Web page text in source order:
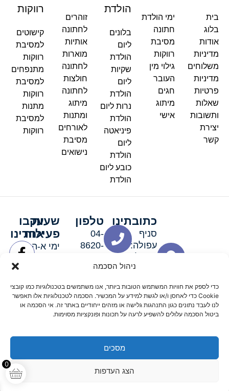
ניהול הסכמה
כדי לספק את חוויות המשתמש הטובות ביותר, אנו משתמשים בטכנולוגיות כמו קובצי
Cookie כדי לאחסן ו/או לגשת למידע על המכשיר. הסכמה לטכנולוגיות אלו תאפשר
לנו לעבד נתונים כגון התנהגות גלישה או מזהים ייחודיים באתר זה. אי הסכמה או
ביטול הסכמה עלולים להשפיע לרעה על תכונות ופונקציות מסוימות.
מסכים
הצג העדפות
0
בית
בלוג
אודות
מדיניות
משלוחים
מדיניות
פרטיות
שאלות
ותשובות
יצירת
קשר
ימי הולדת
חתונה
מסיבת
רווקות
גילוי מין
העובר
חגים
מיתוג
אישי
הולדת
בלונים
ליום
הולדת
שקיות
ליום
הולדת
נרות ליום
הולדת
פיניאטה
ליום
הולדת
כובע ליום
הולדת
זוהרים
לחתונה
אותיות
מוארות
לחתונה
חולצות
לחתונה
מיתוג
ומתנות
לאורחים
מסיבת
נישואים
רווקות
קישוטים
למסיבת
רווקות
מתנפחים
למסיבת
רווקות
מתנות
למסיבת
רווקות
כתובתינו
סניף
עפולה:
סניף מגדל
האלה 19
טלפון
04-
8620-
שעות
פעילות
ימי א-ה:
ימי שישי
וערבי חג:
8:30-
15:00
עקבו
אחרינו
תקנון אתרשלום דיגיטל קידום אורגני מקצועי